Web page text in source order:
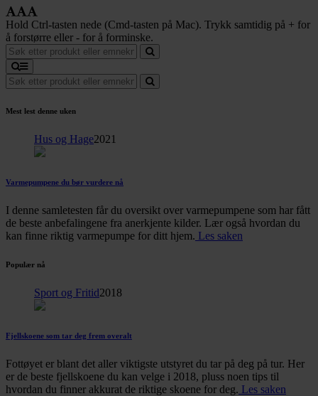
Hold Ctrl-tasten nede (Cmd-tasten på Mac). Trykk samtidig på + for
å forstørre eller - for å forminske.
Mest lest denne uken
Hus og Hage2021
Varmepumpene du bør vurdere nå
I denne samletesten får du oversikt over varmepumpene som har fått
de beste anbefalingene fra anerkjente kilder. Lær også hvordan du
kan finne riktig varmepumpe for ditt hjem. Les saken
Populær nå
Sport og Fritid2018
Fjellskoene som tar deg frem overalt
Fottøyet er blant det aller viktigste utstyret du tar på deg på tur. Her
er de beste fjellskoene du kan velge i 2018, pluss noen tips til
hvordan du finner akkurat de riktige skoene for deg. Les saken